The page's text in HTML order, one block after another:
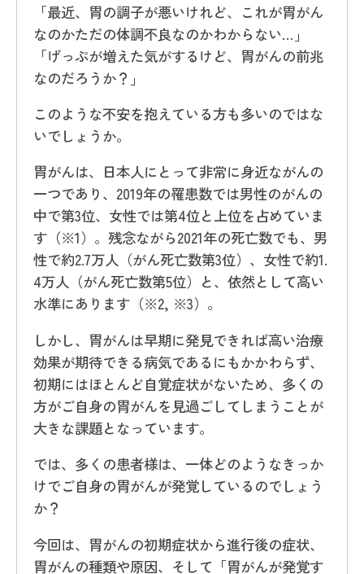
「最近、胃の調子が悪いけれど、これが胃がん
なのかただの体調不良なのかわからない…」
「げっぷが増えた気がするけど、胃がんの前兆
なのだろうか？」
このような不安を抱えている方も多いのではな
いでしょうか。
胃がんは、日本人にとって非常に身近ながんの
一つであり、2019年の罹患数では男性のがんの
中で第3位、女性では第4位と上位を占めていま
す（※1）。残念ながら2021年の死亡数でも、男
性で約2.7万人（がん死亡数第3位）、女性で約1.
4万人（がん死亡数第5位）と、依然として高い
水準にあります（※2, ※3）。
しかし、胃がんは早期に発見できれば高い治療
効果が期待できる病気であるにもかかわらず、
初期にはほとんど自覚症状がないため、多くの
方がご自身の胃がんを見過ごしてしまうことが
大きな課題となっています。
では、多くの患者様は、一体どのようなきっか
けでご自身の胃がんが発覚しているのでしょう
か？
今回は、胃がんの初期症状から進行後の症状、
胃がんの種類や原因、そして「胃がんが発覚す